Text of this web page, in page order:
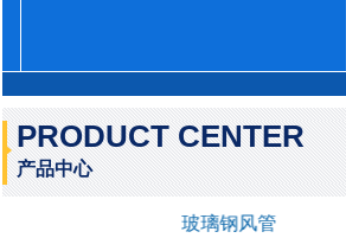
PRODUCT CENTER
产品中心
玻璃钢风管